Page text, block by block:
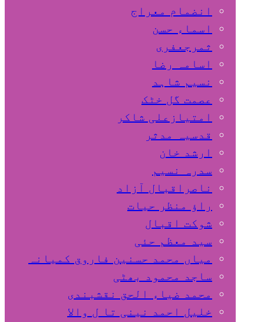
انضمام معراج
اسماء حسن
ثمرجعفری
اسامہ رضا
نسیم شاہد
عصمت گل خٹک
امتیازعلی شاکر
قدسیہ مدثر
ارشد خان
سدرہ نسیم
ناصراقبال آزاد
راؤ منظر حیات
شوکت اقبال
سید معظم حئی
میاں محمد حسنین فاروق کمیانہ
ساجد محمود بھٹی
محمد ضیاء الحق نقشبندی
خلیل احمد نینی تا ل والا